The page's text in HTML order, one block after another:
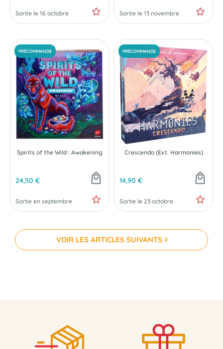
PRÉCOMMANDE
Sortie le 16 octobre
PRÉCOMMANDE
Sortie le 13 novembre
PRÉCOMMANDE
Spirits of the Wild : Awakening
24,50 €
Sortie en septembre
PRÉCOMMANDE
Crescendo (Ext. Harmonies)
14,90 €
Sortie le 23 octobre
VOIR LES ARTICLES SUIVANTS